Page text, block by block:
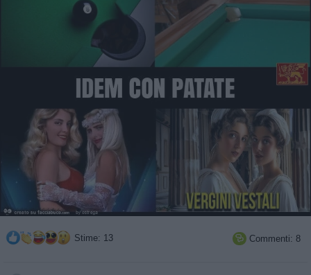
Stime: 13  Commenti: 8